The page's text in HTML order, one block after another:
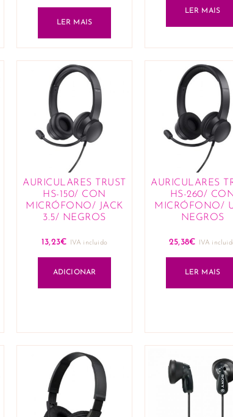
LER MAIS
LER MAIS
AURICULARES TRUST
HS-150/ CON
MICRÓFONO/ JACK
3.5/ NEGROS
13,23€ IVA incluido
ADICIONAR
AURICULARES
HS-260/ CON
MICRÓFONO/
NEGROS
25,38€ IVA
LER MAIS